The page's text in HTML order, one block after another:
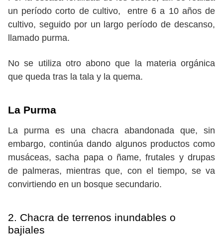
un período corto de cultivo, entre 6 a 10 años de
cultivo, seguido por un largo período de descanso,
llamado purma.
No se utiliza otro abono que la materia orgánica
que queda tras la tala y la quema.
La Purma
La purma es una chacra abandonada que, sin
embargo, continúa dando algunos productos como
musáceas, sacha papa o ñame, frutales y drupas
de palmeras, mientras que, con el tiempo, se va
convirtiendo en un bosque secundario.
2. Chacra de terrenos inundables o
bajiales